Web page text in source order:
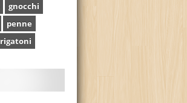
gnocchi
penne
rigatoni